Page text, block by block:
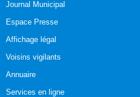
Journal Municipal
Espace Presse
Affichage légal
Voisins vigilants
Annuaire
Services en ligne